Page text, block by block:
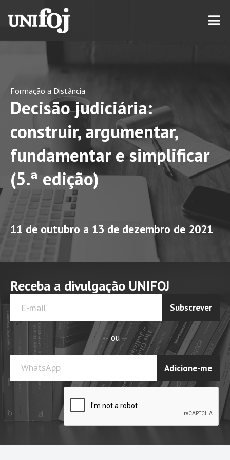
Formação a Distância
Decisão judiciária:
construir, argumentar,
fundamentar e simplificar
(5.ª edição)
11 de outubro a 13 de dezembro de 2021
Receba a divulgação UNIFOJ
Subscrever
-- ou --
WhatsApp Adicione-me